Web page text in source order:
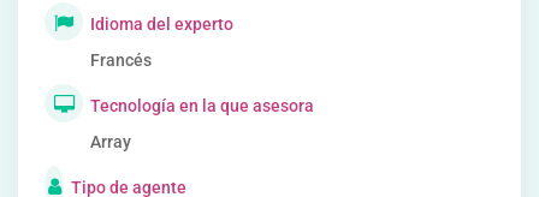
Idioma del experto
Francés
Tecnología en la que asesora
Array
Tipo de agente